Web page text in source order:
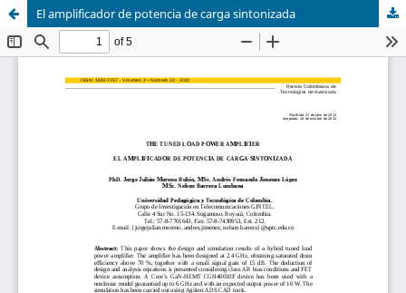
El amplificador de potencia de carga sintonizada